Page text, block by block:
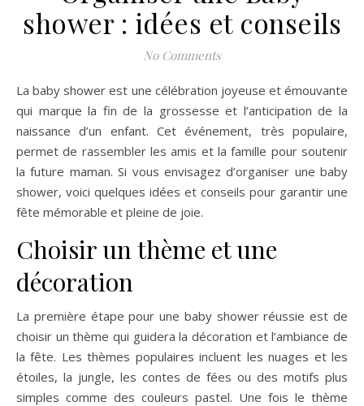
shower : idées et conseils
No Comments
La baby shower est une célébration joyeuse et émouvante
qui marque la fin de la grossesse et l’anticipation de la
naissance d’un enfant. Cet événement, très populaire,
permet de rassembler les amis et la famille pour soutenir
la future maman. Si vous envisagez d’organiser une baby
shower, voici quelques idées et conseils pour garantir une
fête mémorable et pleine de joie.
Choisir un thème et une
décoration
La première étape pour une baby shower réussie est de
choisir un thème qui guidera la décoration et l’ambiance de
la fête. Les thèmes populaires incluent les nuages et les
étoiles, la jungle, les contes de fées ou des motifs plus
simples comme des couleurs pastel. Une fois le thème